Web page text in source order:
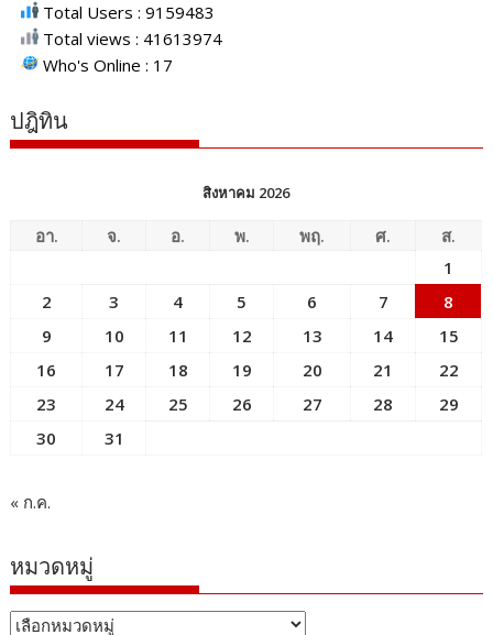
Total Users : 9159483
Total views : 41613974
Who's Online : 17
ปฎิทิน
สิงหาคม 2026
อา. จ. อ. พ. พฤ. ศ.
ส.
1
2
3 4 5 6 7
8
9
10 11 12 13 14
15
16
17 18 19 20 21
22
23
24 25 26 27 28
29
30
31
« ก.ค.
หมวดหมู่
หมวด